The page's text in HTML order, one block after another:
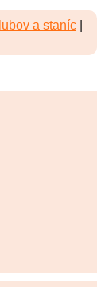
a staníc